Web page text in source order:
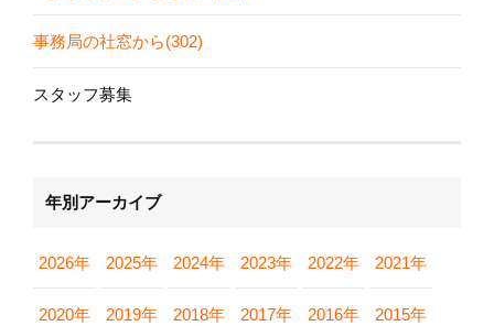
事務局の社窓から(302)
スタッフ募集
年別アーカイブ
2026年 2025年 2024年 2023年 2022年 2021年
2020年 2019年 2018年 2017年 2016年 2015年